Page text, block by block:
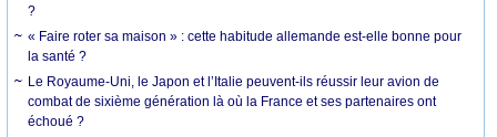
?
« Faire roter sa maison » : cette habitude allemande est-elle bonne pour
la santé ?
Le Royaume-Uni, le Japon et l’Italie peuvent-ils réussir leur avion de
combat de sixième génération là où la France et ses partenaires ont
échoué ?